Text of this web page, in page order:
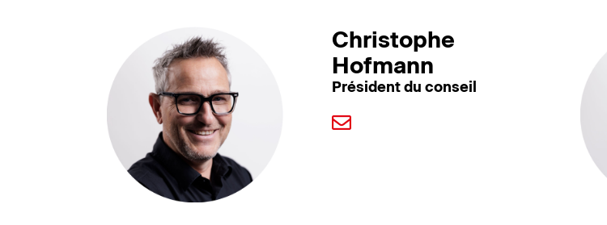
Christophe
Hofmann
Président du conseil